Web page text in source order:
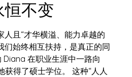
恒不变
人且“才华横溢、能力卓越的
们始终相互扶持，是真正的同
Diana 在职业生涯中一路向
得了硕士学位。 这种“人人